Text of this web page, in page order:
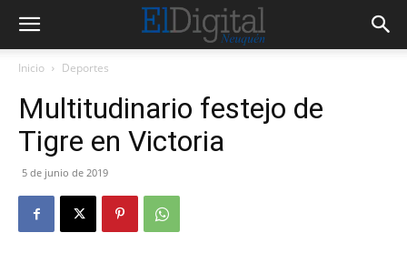
Inicio Deportes
Multitudinario festejo de
Tigre en Victoria
5 de junio de 2019